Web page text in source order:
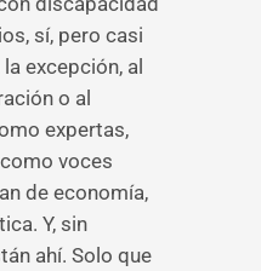
sí, pero casi
excepción, al
o al
expertas,
voces
de economía,
Y, sin
ahí. Solo que